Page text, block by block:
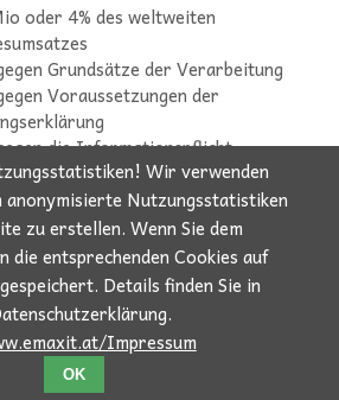
oder 4% des weltweiten
Grundsätze der Verarbeitung
Voraussetzungen der
die Informationspflicht
bei Salzburg | +43 / 662 / 231 003 |
office@emaxit.at
EDVAGBsundImpressum
Wir verwenden
anonymisierte Nutzungsstatistiken
zu erstellen. Wenn Sie dem
die entsprechenden Cookies auf
Details finden Sie in
Impressum
OK